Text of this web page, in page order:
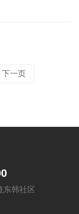
下一页
东韩社区